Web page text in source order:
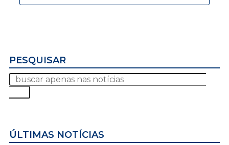
PESQUISAR
ÚLTIMAS NOTÍCIAS